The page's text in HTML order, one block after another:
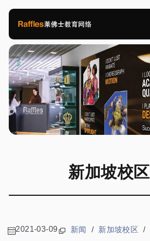
新加坡校区
2021-03-09 新闻 / 新加坡校区 /